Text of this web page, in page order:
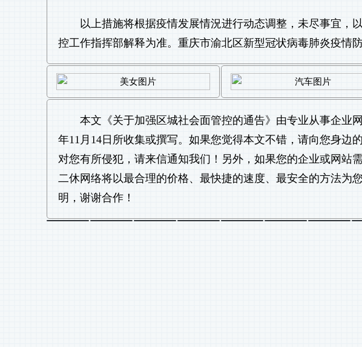
以上措施将根据疫情发展情況进行动态调整，未尽事宜，
控工作指挥部解释为准。重庆市渝北区新型冠状病毒肺炎疫情
本文《关于加强区城社会面管控的通告》由专业从事企业
年11月14日所收集或撰写。如果您觉得本文不错，请向您身边
对您有所侵犯，请来信通知我们！另外，如果您的企业或网站
二休网络将以最合理的价格、最快捷的速度、最安全的方法为
明，谢谢合作！